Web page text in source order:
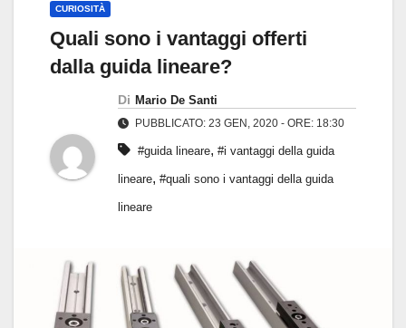
CURIOSITÀ
Quali sono i vantaggi offerti
dalla guida lineare?
Di Mario De Santi
PUBBLICATO: 23 GEN, 2020 - ORE: 18:30
#guida lineare, #i vantaggi della guida
lineare, #quali sono i vantaggi della guida
lineare